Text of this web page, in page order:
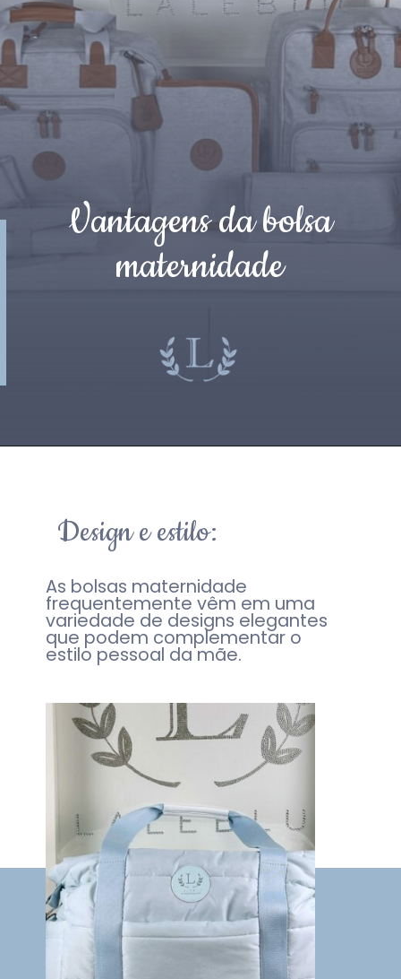
Vantagens da bolsa
maternidade
As bolsas maternidade
frequentemente vêm em uma
variedade de designs elegantes
que podem complementar o
estilo pessoal da mãe.
Design e estilo: